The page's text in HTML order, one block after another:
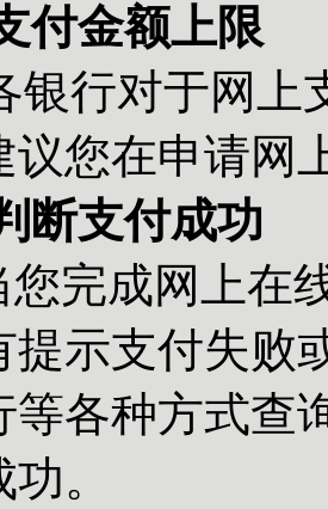
付金额上限
银行对于网
议您在申请网
断支付成功
完成网上在线
提示支付失败
等各种方式查
。